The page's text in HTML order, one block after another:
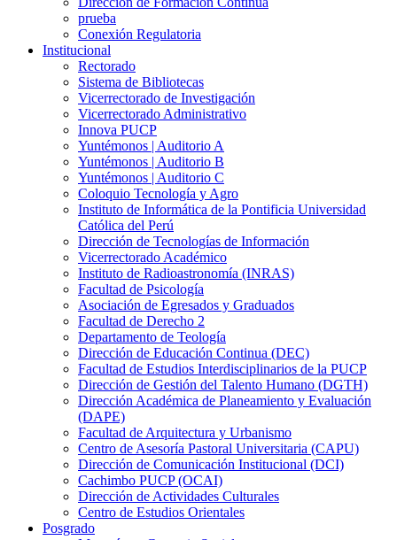
prueba
Conexión Regulatoria
Institucional
Rectorado
Sistema de Bibliotecas
Vicerrectorado de Investigación
Vicerrectorado Administrativo
Innova PUCP
Yuntémonos | Auditorio A
Yuntémonos | Auditorio B
Yuntémonos | Auditorio C
Coloquio Tecnología y Agro
Instituto de Informática de la Pontificia Universidad
Católica del Perú
Dirección de Tecnologías de Información
Vicerrectorado Académico
Instituto de Radioastronomía (INRAS)
Facultad de Psicología
Asociación de Egresados y Graduados
Facultad de Derecho 2
Departamento de Teología
Dirección de Educación Continua (DEC)
Facultad de Estudios Interdisciplinarios de la PUCP
Dirección de Gestión del Talento Humano (DGTH)
Dirección Académica de Planeamiento y Evaluación
(DAPE)
Facultad de Arquitectura y Urbanismo
Centro de Asesoría Pastoral Universitaria (CAPU)
Dirección de Comunicación Institucional (DCI)
Cachimbo PUCP (OCAI)
Dirección de Actividades Culturales
Centro de Estudios Orientales
Posgrado